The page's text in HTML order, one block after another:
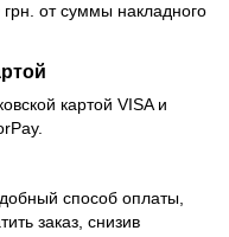
от суммы накладного
картой VISA и
способ оплаты,
заказ, снизив